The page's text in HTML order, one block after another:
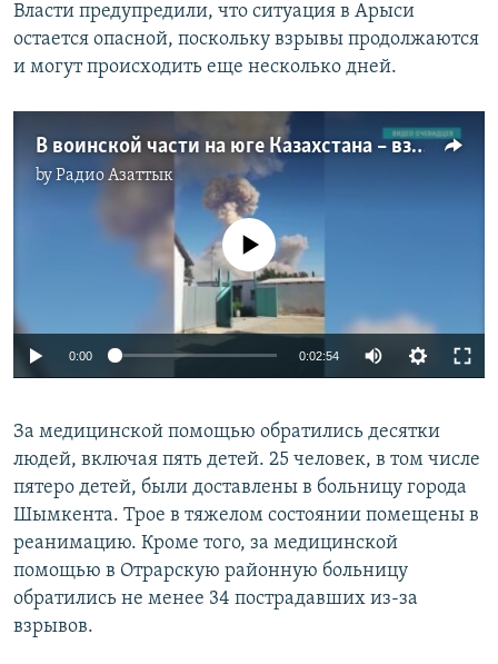
Власти предупредили, что ситуация в Арыси
остается опасной, поскольку взрывы продолжаются
и могут происходить еще несколько дней.
В воинской части на юге Казахстана – взрыв
byРадио Азаттык
No media source currently available
0:00 0:02:54
За медицинской помощью обратились десятки
людей, включая пять детей. 25 человек, в том числе
пятеро детей, были доставлены в больницу города
Шымкента. Трое в тяжелом состоянии помещены в
реанимацию. ​Кроме того, за медицинской
помощью в Отрарскую районную больницу
обратились не менее 34 пострадавших из-за
взрывов.